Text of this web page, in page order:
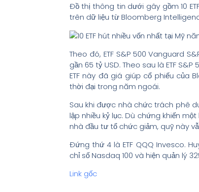
Đồ thị thông tin dưới gây gồm 10
trên dữ liệu từ Bloomberg
Theo đó, ETF S&P 500 Vanguard
gần 65 tỷ USD. Theo sau là ETF
ETF này đã giá giúp cổ phiếu của
thời đại trong năm ngoái.
Sau khi được nhà chức trách phê
lập nhiều kỷ lục. Dù chứng khiến
nhà đầu tư tổ chức giảm, quỹ này
Đứng thứ 4 là ETF QQQ Invesco.
chỉ số Nasdaq 100 và hiện quản lý
Link gốc